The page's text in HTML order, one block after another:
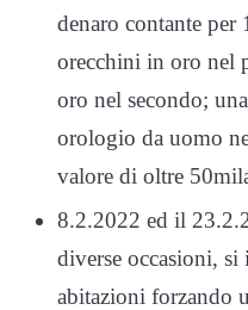
denaro contante
orecchini in oro nel
oro nel secondo;
orologio da uomo
valore di oltre
8.2.2022 ed il
diverse occasioni,
abitazioni forzando